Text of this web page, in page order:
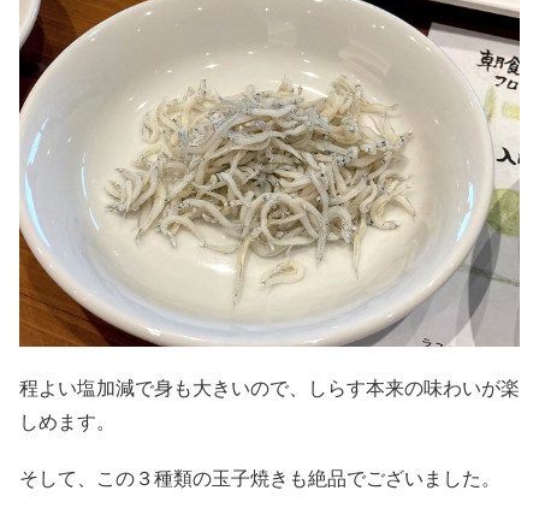
程よい塩加減で身も大きいので、しらす本来の味わいが楽
しめます。
そして、この３種類の玉子焼きも絶品でございました。